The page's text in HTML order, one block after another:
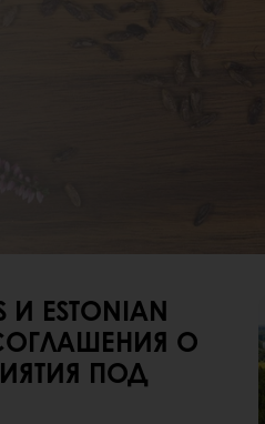
ESTONIAN
О
ПОД